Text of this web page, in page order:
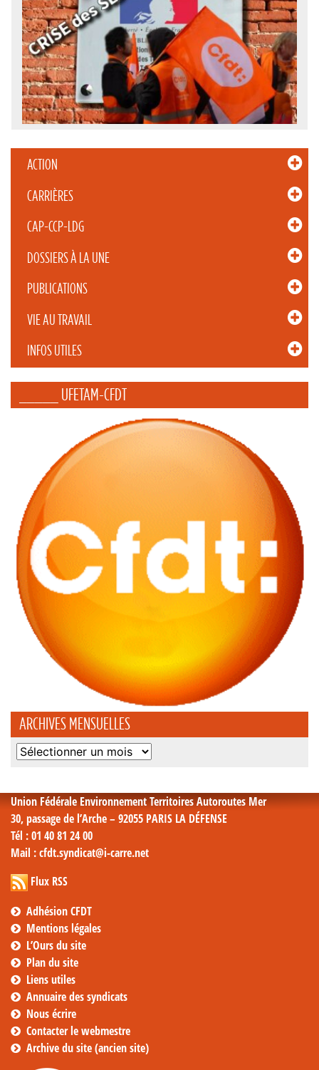
ACTION
CARRIÈRES
CAP-CCP-LDG
DOSSIERS À LA UNE
PUBLICATIONS
VIE AU TRAVAIL
INFOS UTILES
_____ UFETAM-CFDT
ARCHIVES MENSUELLES
Archives
Union Fédérale Environnement Territoires Autoroutes Mer
30, passage de l’Arche – 92055 PARIS LA DÉFENSE
Tél : 01 40 81 24 00
Mail : cfdt.syndicat@i-carre.net
Flux RSS
Adhésion CFDT
Mentions légales
L’Ours du site
Plan du site
Liens utiles
Annuaire des syndicats
Nous écrire
Contacter le webmestre
Archive du site (ancien site)